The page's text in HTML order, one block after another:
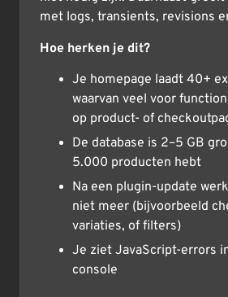
met logs, transients, revisions
Hoe herken je dit?
Je homepage laadt 40+
waarvan veel voor
op product- of
De database is 2–5 GB
5.000 producten hebt
Na een plugin-update
niet meer (bijvoorbeeld
variaties, of filters)
Je ziet JavaScript-errors
console